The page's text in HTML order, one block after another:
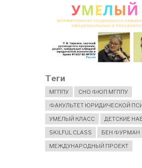
Теги
МГППУ
СНО ФЮП МГППУ
ФАКУЛЬТЕТ ЮРИДИЧЕСКОЙ
УМЕЛЫЙ КЛАСС
ДЕТСКИЕ
SKILFUL CLASS
БЕН ФУРМАН
МЕЖДУНАРОДНЫЙ ПРОЕКТ